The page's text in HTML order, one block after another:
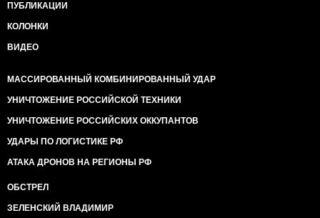
ПУБЛИКАЦИИ
КОЛОНКИ
ВИДЕО
МАССИРОВАННЫЙ КОМБИНИРОВАННЫЙ УДАР
УНИЧТОЖЕНИЕ РОССИЙСКОЙ ТЕХНИКИ
УНИЧТОЖЕНИЕ РОССИЙСКИХ ОККУПАНТОВ
УДАРЫ ПО ЛОГИСТИКЕ РФ
АТАКА ДРОНОВ НА РЕГИОНЫ РФ
ОБСТРЕЛ
ЗЕЛЕНСКИЙ ВЛАДИМИР